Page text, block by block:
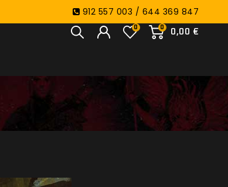
912 557 003 / 644 369 847
0
0,00 €
0